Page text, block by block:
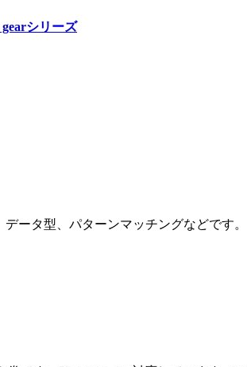
シリーズ
ータ型、パターンマッチングなどです。